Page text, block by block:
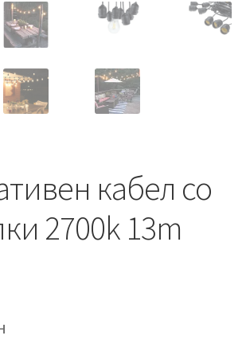
кабел со
2700k 13m